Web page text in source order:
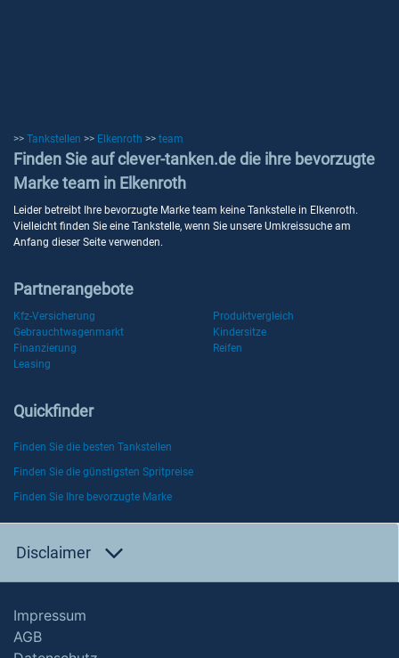
>> Tankstellen >> Elkenroth >> team
Finden Sie auf clever-tanken.de die ihre bevorzugte
Marke team in Elkenroth
Leider betreibt Ihre bevorzugte Marke team keine Tankstelle in Elkenroth.
Vielleicht finden Sie eine Tankstelle, wenn Sie unsere Umkreissuche am
Anfang dieser Seite verwenden.
Partnerangebote
Kfz-Versicherung
Produktvergleich
Gebrauchtwagenmarkt
Kindersitze
Finanzierung
Reifen
Leasing
Quickfinder
Finden Sie die besten Tankstellen
Finden Sie die günstigsten Spritpreise
Finden Sie Ihre bevorzugte Marke
Disclaimer
Impressum
AGB